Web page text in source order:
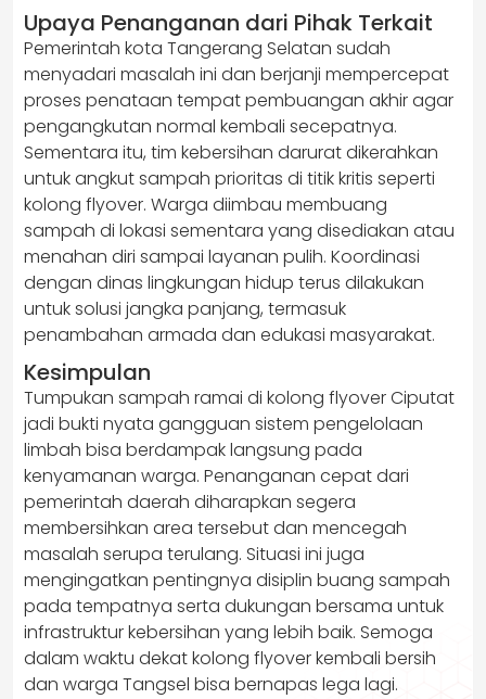
Upaya Penanganan dari Pihak Terkait
Pemerintah kota Tangerang Selatan sudah
menyadari masalah ini dan berjanji mempercepat
proses penataan tempat pembuangan akhir agar
pengangkutan normal kembali secepatnya.
Sementara itu, tim kebersihan darurat dikerahkan
untuk angkut sampah prioritas di titik kritis seperti
kolong flyover. Warga diimbau membuang
sampah di lokasi sementara yang disediakan atau
menahan diri sampai layanan pulih. Koordinasi
dengan dinas lingkungan hidup terus dilakukan
untuk solusi jangka panjang, termasuk
penambahan armada dan edukasi masyarakat.
Kesimpulan
Tumpukan sampah ramai di kolong flyover Ciputat
jadi bukti nyata gangguan sistem pengelolaan
limbah bisa berdampak langsung pada
kenyamanan warga. Penanganan cepat dari
pemerintah daerah diharapkan segera
membersihkan area tersebut dan mencegah
masalah serupa terulang. Situasi ini juga
mengingatkan pentingnya disiplin buang sampah
pada tempatnya serta dukungan bersama untuk
infrastruktur kebersihan yang lebih baik. Semoga
dalam waktu dekat kolong flyover kembali bersih
dan warga Tangsel bisa bernapas lega lagi.